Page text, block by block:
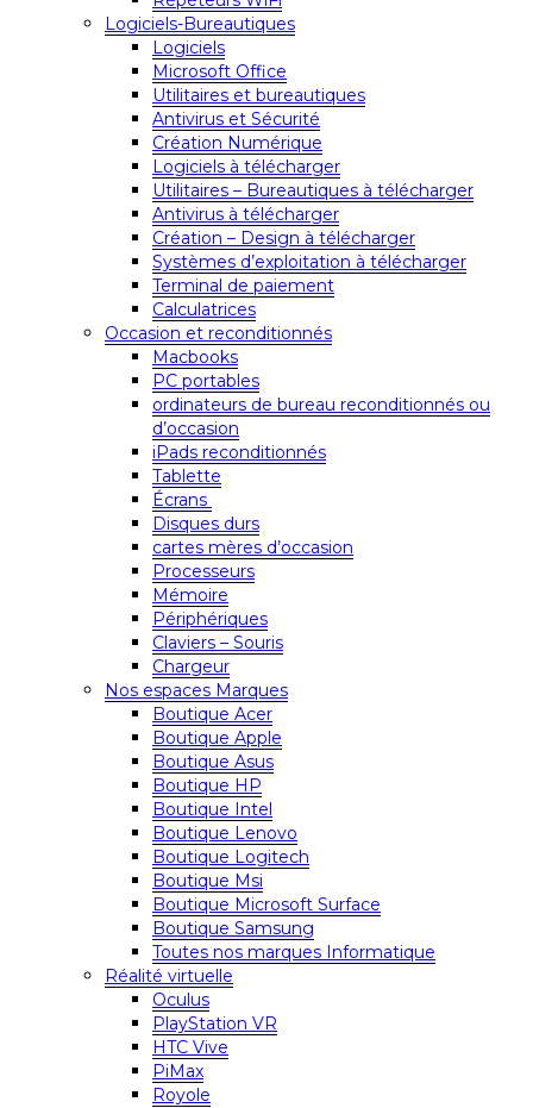
Logiciels-Bureautiques
Logiciels
Microsoft Office
Utilitaires et bureautiques
Antivirus et Sécurité
Création Numérique
Logiciels à télécharger
Utilitaires – Bureautiques à télécharger
Antivirus à télécharger
Création – Design à télécharger
Systèmes d’exploitation à télécharger
Terminal de paiement
Calculatrices
Occasion et reconditionnés
Macbooks
PC portables
ordinateurs de bureau reconditionnés ou
d’occasion
iPads reconditionnés
Tablette
Écrans
Disques durs
cartes mères d’occasion
Processeurs
Mémoire
Périphériques
Claviers – Souris
Chargeur
Nos espaces Marques
Boutique Acer
Boutique Apple
Boutique Asus
Boutique HP
Boutique Intel
Boutique Lenovo
Boutique Logitech
Boutique Msi
Boutique Microsoft Surface
Boutique Samsung
Toutes nos marques Informatique
Réalité virtuelle
Oculus
PlayStation VR
HTC Vive
PiMax
Royole